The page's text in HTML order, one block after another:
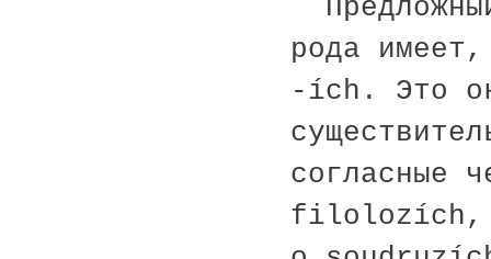
рода
-ích. Это
согласные
filolozích,